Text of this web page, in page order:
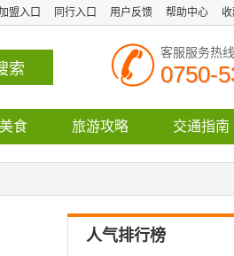
盟入口 同行入口 用户反馈 帮助中心
客服服务热线
0750-
食 旅游攻略 交通指南
人气排行榜